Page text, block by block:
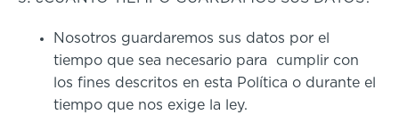
Nosotros guardaremos sus datos por el
tiempo que sea necesario para cumplir con
los fines descritos en esta Política o durante el
tiempo que nos exige la ley.